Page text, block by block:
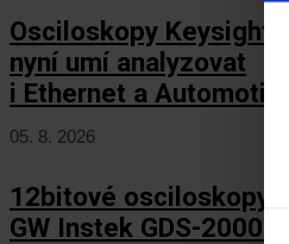
Osciloskopy Keysight
nyní umí analyzovat
i Ethernet a
05. 8. 2026
12bitové osciloskopy
GW Instek GDS-